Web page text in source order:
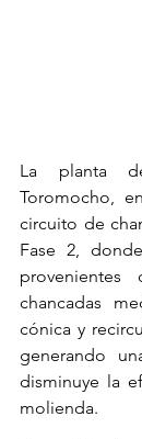
La planta
Toromocho,
circuito de
Fase 2,
chancadas
cónica y
generando
disminuye la
molienda.